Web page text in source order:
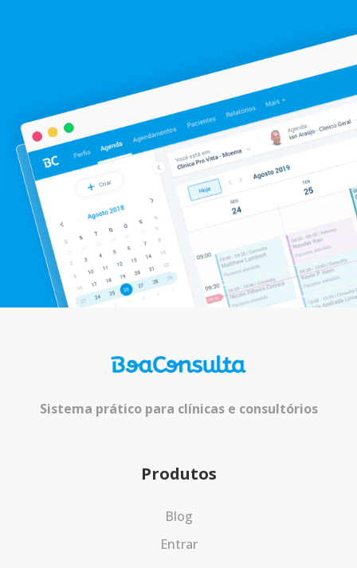
Sistema prático para clínicas e consultórios
Produtos
Blog
Entrar